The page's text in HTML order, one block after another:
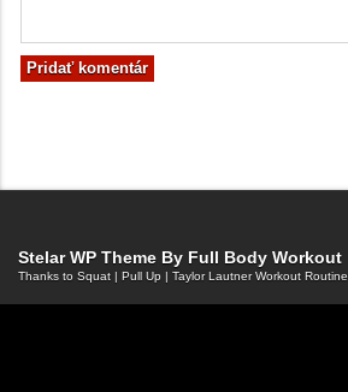
Stelar WP Theme By Full Body Workout
Thanks to Squat | Pull Up | Taylor Lautner Workout Routine